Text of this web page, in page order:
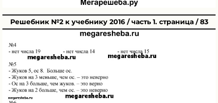
Решебник №2 к учебнику 2016 / часть 1. страница / 83